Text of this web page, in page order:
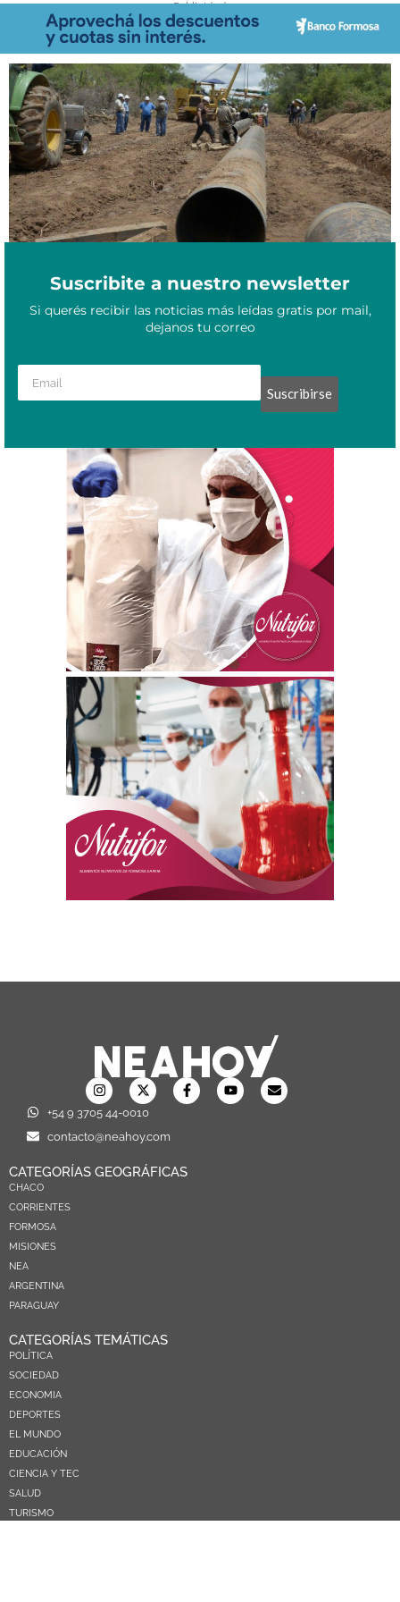
- Publicidad -
Gasoducto del NEA: una obra trascendental que se reactiva
Julio 3, 2021
Suscribite a nuestro newsletter
Si querés recibir las noticias más leídas gratis por mail,
dejanos tu correo
Suscribirse
+54 9 3705 44-0010
contacto@neahoy.com
CATEGORÍAS GEOGRÁFICAS
CHACO
CORRIENTES
FORMOSA
MISIONES
NEA
ARGENTINA
PARAGUAY
CATEGORÍAS TEMÁTICAS
POLÍTICA
SOCIEDAD
ECONOMIA
DEPORTES
EL MUNDO
EDUCACIÓN
CIENCIA Y TEC
SALUD
TURISMO